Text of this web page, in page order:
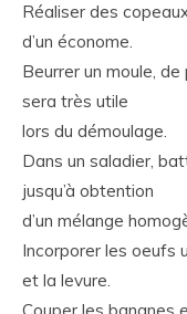
Réaliser des
d’un économe.
Beurrer un moule,
sera très utile
lors du démoulage.
Dans un saladier,
jusqu’à obtention
d’un mélange
Incorporer les oeufs
et la levure.